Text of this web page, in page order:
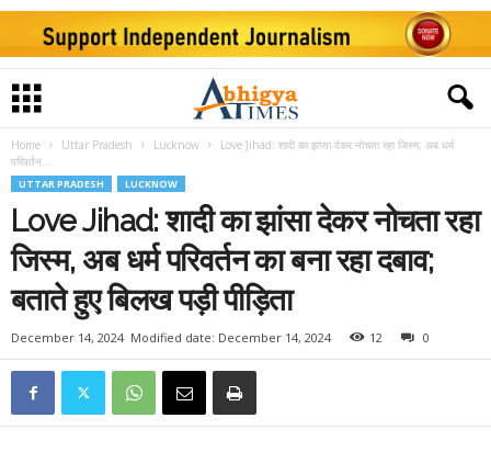
Home Uttar Pradesh Lucknow
Love Jihad: शादी का झांसा देकर नोचता रहा जिस्म, अब धर्म
परिवर्तन...
UTTAR PRADESH LUCKNOW
Love Jihad: शादी का झांसा देकर नोचता रहा
जिस्म, अब धर्म परिवर्तन का बना रहा दबाव;
बताते हुए बिलख पड़ी पीड़िता
December 14, 2024 Modified date: December 14, 2024 12 0